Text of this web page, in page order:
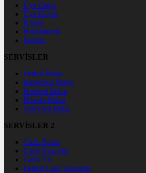
Üye Girişi
Üye Kaydı
Künye
Hakkımızda
İletişim
SERVİSLER
Futbol İddaa
Basketbol İddaa
Hentbol İddaa
Bilardo İddaa
Voleybol İddaa
SERVİSLER 2
Canlı Borsa
Canlı Sonuçlar
Canlı TV
Futbol Canlı Sonuçlar